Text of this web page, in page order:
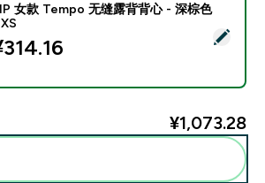
- MP 女款 Tempo 无缝露背背心 -
女款 Tempo 无缝露背背心 - 深棕色
¥1,073.28‎